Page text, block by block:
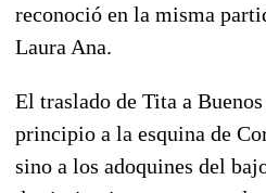
reconoció en la misma
Laura Ana.
El traslado de Tita a
principio a la esquina de
sino a los adoquines del